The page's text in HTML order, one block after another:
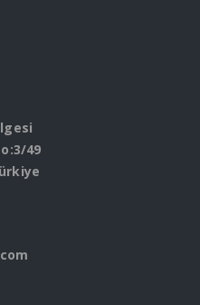
49